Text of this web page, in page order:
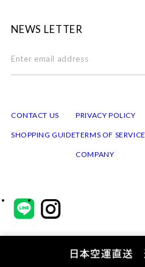
NEWS LETTER
CONTACT US
SHOPPING GUIDE
PRIVACY POLICY
TERMS OF SERVICE
COMPANY